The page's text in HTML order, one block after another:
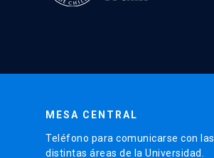
MESA CENTRAL
Teléfono para comunicarse con las
distintas áreas de la Universidad.